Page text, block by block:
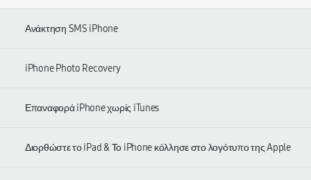
Ανάκτηση SMS iPhone
iPhone Photo Recovery
Επαναφορά iPhone χωρίς iTunes
Διορθώστε το iPad & Το iPhone κόλλησε στο λογότυπο της Apple